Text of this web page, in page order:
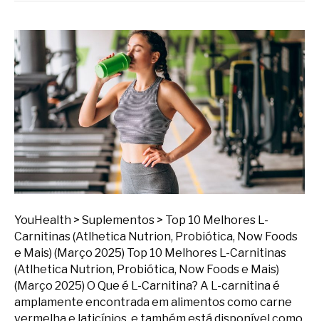
YouHealth > Suplementos > Top 10 Melhores L-
Carnitinas (Atlhetica Nutrion, Probiótica, Now Foods
e Mais) (Março 2025) Top 10 Melhores L-Carnitinas
(Atlhetica Nutrion, Probiótica, Now Foods e Mais)
(Março 2025) O Que é L-Carnitina? A L-carnitina é
amplamente encontrada em alimentos como carne